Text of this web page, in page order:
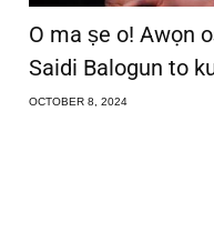
O ma ṣe o! Awọn
Saidi Balogun to
OCTOBER 8, 2024